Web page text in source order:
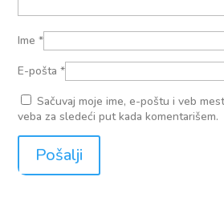
Ime*
E-pošta*
Sačuvaj moje ime, e-poštu i veb
veba za sledeći put kada komentarišem.